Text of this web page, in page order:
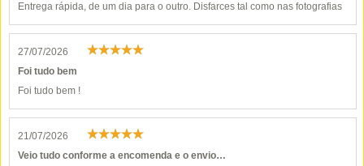
Entrega rápida, de um dia para o outro. Disfarces tal como nas fotografias
27/07/2026
Foi tudo bem
Foi tudo bem !
21/07/2026
Veio tudo conforme a encomenda e o envio…